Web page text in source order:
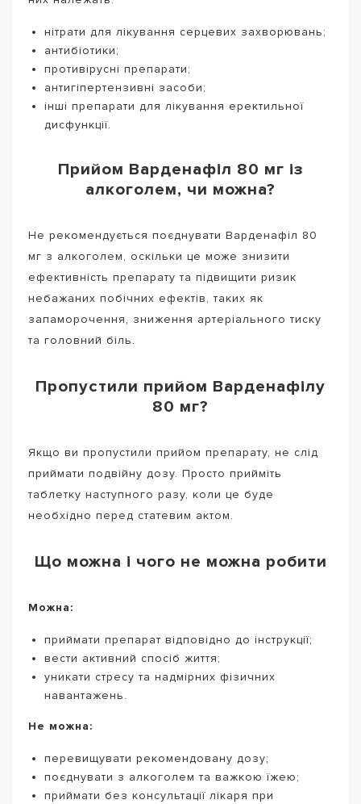
нітрати для лікування серцевих захворювань;
антибіотики;
противірусні препарати;
антигіпертензивні засоби;
інші препарати для лікування еректильної
дисфункції.
Прийом Варденафіл 80 мг із
алкоголем, чи можна?
Не рекомендується поєднувати Варденафіл 80
мг з алкоголем, оскільки це може знизити
ефективність препарату та підвищити ризик
небажаних побічних ефектів, таких як
запаморочення, зниження артеріального тиску
та головний біль.
Пропустили прийом Варденафілу
80 мг?
Якщо ви пропустили прийом препарату, не слід
приймати подвійну дозу. Просто прийміть
таблетку наступного разу, коли це буде
необхідно перед статевим актом.
Що можна і чого не можна робити
Можна:
приймати препарат відповідно до інструкції;
вести активний спосіб життя;
уникати стресу та надмірних фізичних
навантажень.
Не можна:
перевищувати рекомендовану дозу;
поєднувати з алкоголем та важкою їжею;
приймати без консультації лікаря при